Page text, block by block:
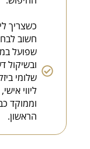
כשצריך
חשוב
שפועל
ובשיקול
שלומי
ליווי
וממוקד
הראשון.